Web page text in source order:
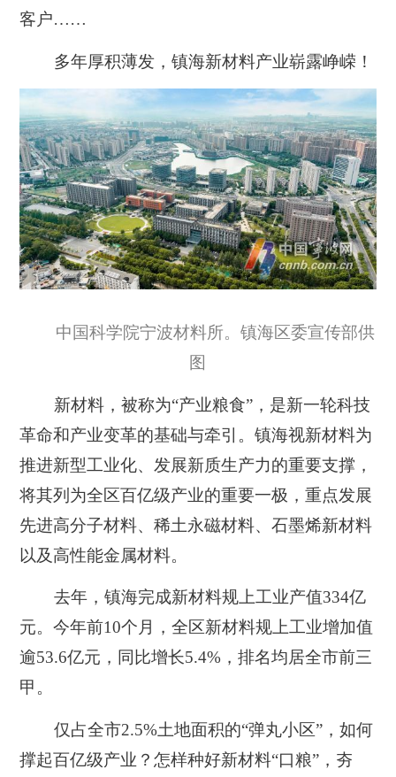
客户……
多年厚积薄发，镇海新材料产业崭露峥嵘！
中国科学院宁波材料所。镇海区委宣传部供
图
新材料，被称为“产业粮食”，是新一轮科技
革命和产业变革的基础与牵引 。镇海视新材料为
推进新型工业化、发展新质生产力的重要支撑，
将其列为全区百亿级产业的重要一极，重点发展
先进高分子材料、稀土永磁材料、石墨烯新材料
以及高性能金属材料。
去年，镇海完成新材料规上工业产值334亿
元。今年前10个月，全区新材料规上工业增加值
逾53.6亿元，同比增长5.4%，排名均居全市前三
甲 。
仅占全市2.5%土地面积的“弹丸小区”，如何
撑起百亿级产业？怎样种好新材料“口粮”，夯